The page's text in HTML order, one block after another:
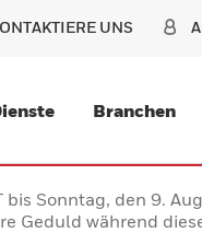
UNS
Branchen
Sonntag, den 9.
Geduld während